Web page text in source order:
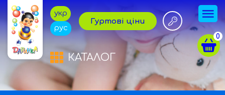
укр
рус
Гуртові ціни
КАТАЛОГ
0